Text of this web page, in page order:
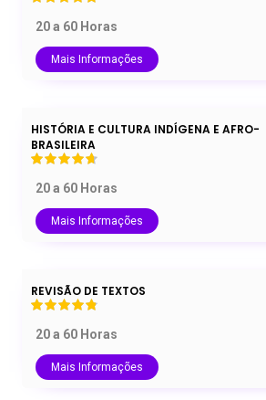
20 a 60 Horas
Mais Informações
HISTÓRIA E CULTURA INDÍGENA E AFRO-
BRASILEIRA
20 a 60 Horas
Mais Informações
REVISÃO DE TEXTOS
20 a 60 Horas
Mais Informações